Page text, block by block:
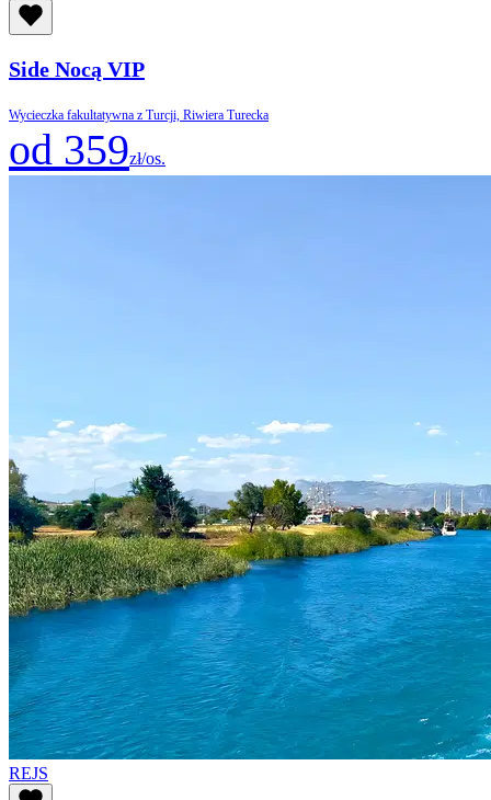
Side Nocą VIP
Wycieczka fakultatywna z Turcji, Riwiera Turecka
od 359zł/os.
REJS